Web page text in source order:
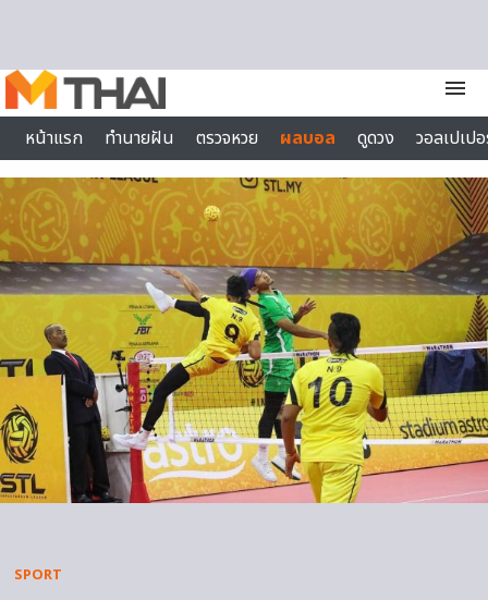
menu
หน้าแรก
ทำนายฝัน ตรวจหวย ผลบอล ดูดวง
วอลเปเป
ไลฟ์สไตล์
SPORT